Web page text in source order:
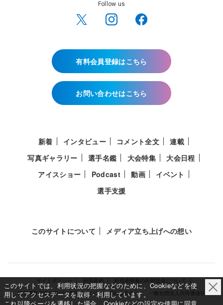
Follow us
有料会員登録はこちら
お問い合わせはこちら
新着 インタビュー コメント全文
連載
写真ギャラリー
選手名鑑 大会特集
大会日程
アイスショー
Podcast 動画
イベント
選手支援
このサイトについて メディア立ち上げへの想い
特定商取引法に基づく表示について
Deep Edge
このサイトでは、利用状況の把握などのために、Cookieなどを使
用してアクセスデータを取得・利用しています。